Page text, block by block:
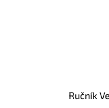
Ručník